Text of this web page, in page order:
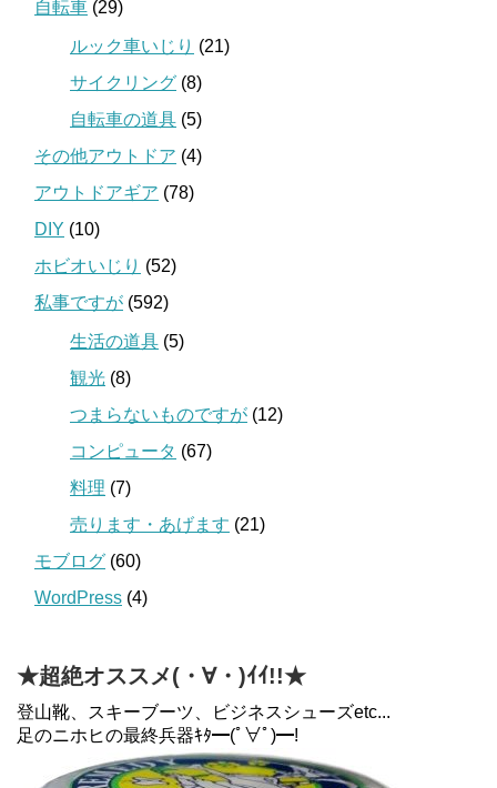
自転車 (29)
ルック車いじり (21)
サイクリング (8)
自転車の道具 (5)
その他アウトドア (4)
アウトドアギア (78)
DIY (10)
ホビオいじり (52)
私事ですが (592)
生活の道具 (5)
観光 (8)
つまらないものですが (12)
コンピュータ (67)
料理 (7)
売ります・あげます (21)
モブログ (60)
WordPress (4)
★超絶オススメ(・∀・)ｲｲ!!★
登山靴、スキーブーツ、ビジネスシューズetc...
足のニホヒの最終兵器ｷﾀ━(ﾟ∀ﾟ)━!